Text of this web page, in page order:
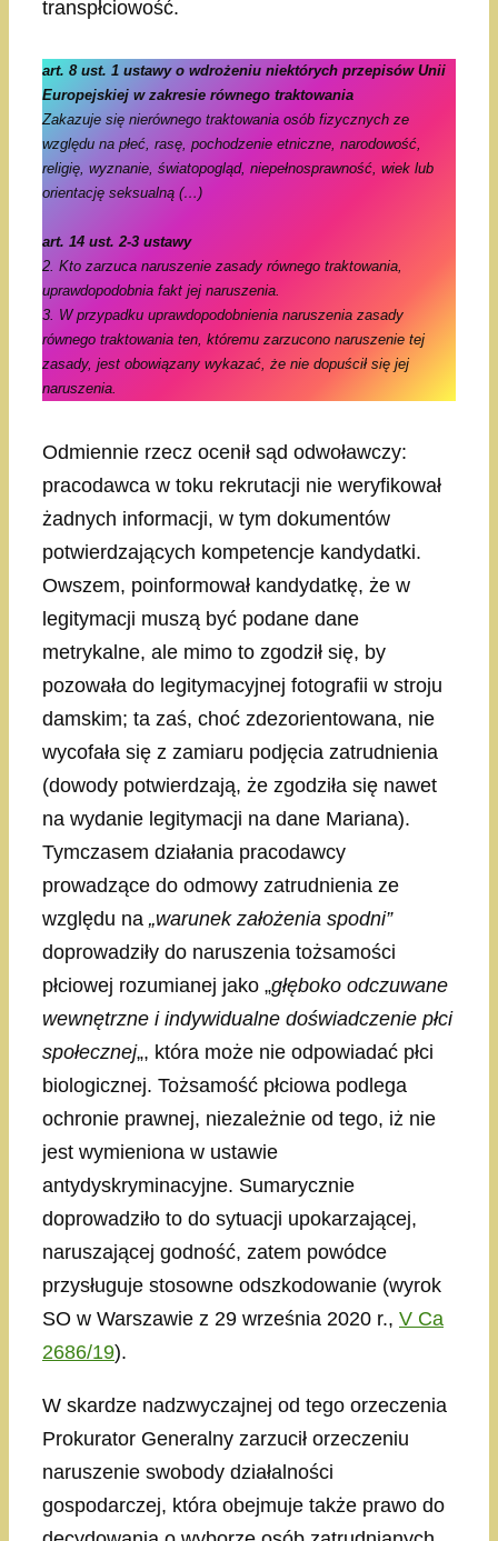
transpłciowość.
art. 8 ust. 1 ustawy o wdrożeniu niektórych przepisów Unii
Europejskiej w zakresie równego traktowania
Zakazuje się nierównego traktowania osób fizycznych ze
względu na płeć, rasę, pochodzenie etniczne, narodowość,
religię, wyznanie, światopogląd, niepełnosprawność, wiek lub
orientację seksualną (…)
art. 14 ust. 2-3 ustawy
2. Kto zarzuca naruszenie zasady równego traktowania,
uprawdopodobnia fakt jej naruszenia.
3. W przypadku uprawdopodobnienia naruszenia zasady
równego traktowania ten, któremu zarzucono naruszenie tej
zasady, jest obowiązany wykazać, że nie dopuścił się jej
naruszenia.
Odmiennie rzecz ocenił sąd odwoławczy:
pracodawca w toku rekrutacji nie weryfikował
żadnych informacji, w tym dokumentów
potwierdzających kompetencje kandydatki.
Owszem, poinformował kandydatkę, że w
legitymacji muszą być podane dane
metrykalne, ale mimo to zgodził się, by
pozowała do legitymacyjnej fotografii w stroju
damskim; ta zaś, choć zdezorientowana, nie
wycofała się z zamiaru podjęcia zatrudnienia
(dowody potwierdzają, że zgodziła się nawet
na wydanie legitymacji na dane Mariana).
Tymczasem działania pracodawcy
prowadzące do odmowy zatrudnienia ze
względu na „warunek założenia spodni”
doprowadziły do naruszenia tożsamości
płciowej rozumianej jako „głęboko odczuwane
wewnętrzne i indywidualne doświadczenie płci
społecznej„, która może nie odpowiadać płci
biologicznej. Tożsamość płciowa podlega
ochronie prawnej, niezależnie od tego, iż nie
jest wymieniona w ustawie
antydyskryminacyjne. Sumarycznie
doprowadziło to do sytuacji upokarzającej,
naruszającej godność, zatem powódce
przysługuje stosowne odszkodowanie (wyrok
SO w Warszawie z 29 września 2020 r., V Ca
2686/19).
W skardze nadzwyczajnej od tego orzeczenia
Prokurator Generalny zarzucił orzeczeniu
naruszenie swobody działalności
gospodarczej, która obejmuje także prawo do